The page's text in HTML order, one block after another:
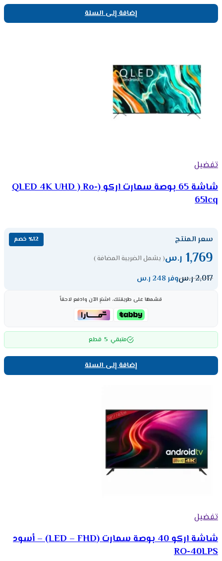
إضافة إلى السلة
تفضيل
شاشة 65 بوصة سمارت اركو (QLED 4K UHD ) Ro-
65lcq
سعر المنتج ٪12 خصم
1,769 ر.س( يشمل الضريبة المضافة )
2,017ر.سوفر 248 ر.س
قسّمها على طريقتك، اشترِ الآن وادفع لاحقاً
متبقي 5 قطع
إضافة إلى السلة
تفضيل
شاشة اركو 40 بوصة سمارت (LED – FHD) – أسود
RO-40LPS